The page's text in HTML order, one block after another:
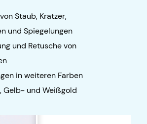
Staub, Kratzer,
und Spiegelungen
und Retusche von
in weiteren Farben
Gelb- und Weißgold